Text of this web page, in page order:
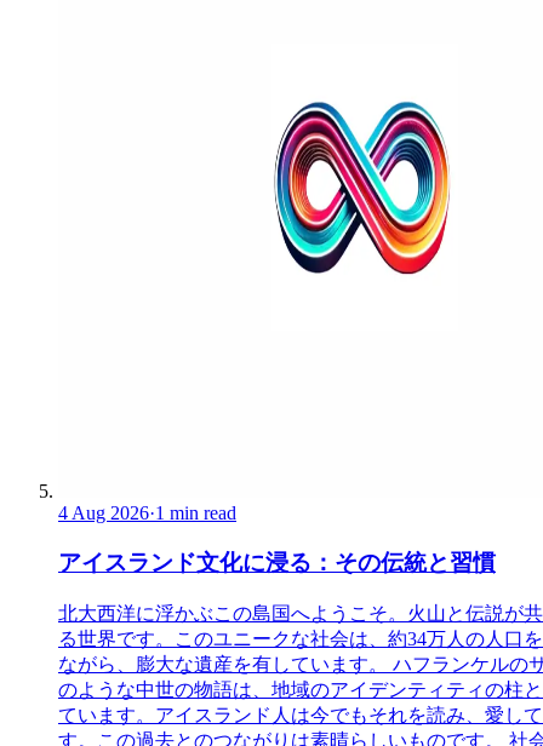
4 Aug 2026·1 min read
アイスランド文化に浸る：その伝統と習慣
北大西洋に浮かぶこの島国へようこそ。火山と伝説が
る世界です。このユニークな社会は、約34万人の人口
ながら、膨大な遺産を有しています。 ハフランケルの
のような中世の物語は、地域のアイデンティティの柱
ています。アイスランド人は今でもそれを読み、愛し
す。この過去とのつながりは素晴らしいものです。 社